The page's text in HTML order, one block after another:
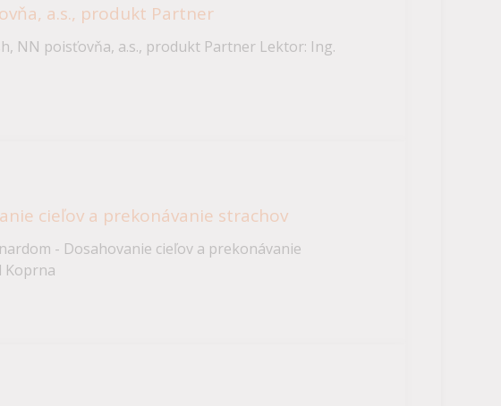
a.s., produkt Partner
NN poisťovňa, a.s., produkt Partner Lektor: Ing.
cieľov a prekonávanie strachov
- Dosahovanie cieľov a prekonávanie
Koprna